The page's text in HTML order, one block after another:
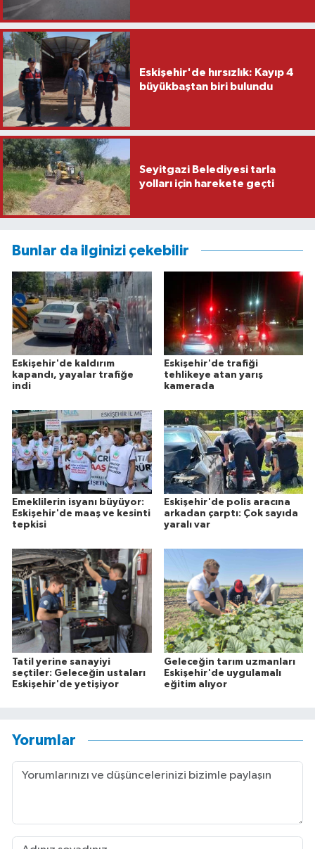
Eskişehir'de hırsızlık: Kayıp 4
büyükbaştan biri bulundu
Seyitgazi Belediyesi tarla
yolları için harekete geçti
Bunlar da ilginizi çekebilir
Eskişehir'de kaldırım
kapandı, yayalar trafiğe
indi
Eskişehir'de trafiği
tehlikeye atan yarış
kamerada
Emeklilerin isyanı büyüyor:
Eskişehir'de maaş ve kesinti
tepkisi
Eskişehir'de polis aracına
arkadan çarptı: Çok sayıda
yaralı var
Tatil yerine sanayiyi
seçtiler: Geleceğin ustaları
Eskişehir'de yetişiyor
Geleceğin tarım uzmanları
Eskişehir'de uygulamalı
eğitim alıyor
Yorumlar